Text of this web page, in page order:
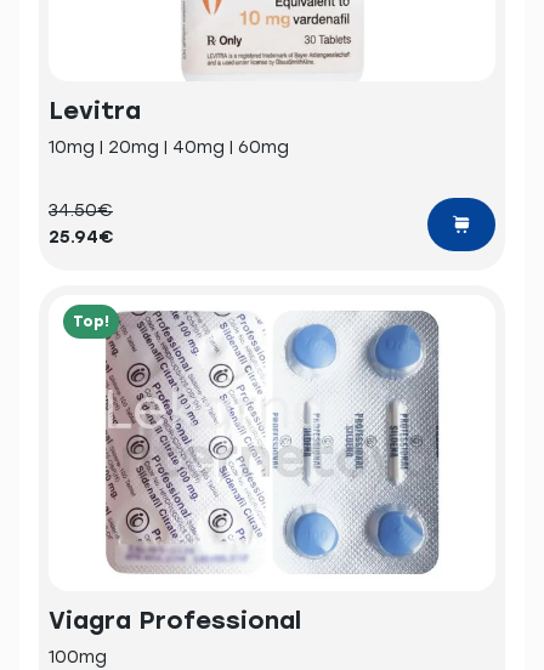
Levitra
10mg | 20mg | 40mg | 60mg
34.50€
25.94€
Top!
Viagra Professional
100mg